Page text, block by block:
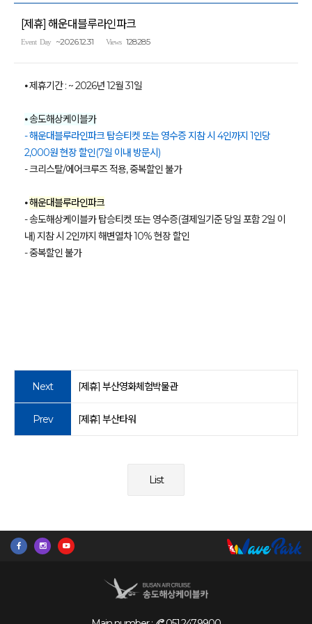
[제휴] 해운대블루라인파크
Event Day ~2026.12.31 Views 128285
⦁ 제휴기간 : ~ 2026년 12월 31일
⦁ 송도해상케이블카
- 해운대블루라인파크 탑승티켓 또는 영수증 지참 시 4인까지 1인당
2,000원 현장 할인(7일 이내 방문시)
- 크리스탈/에어크루즈 적용, 중복할인 불가
⦁해운대블루라인파크
- 송도해상케이블카 탑승티켓 또는 영수증(결제일기준 당일 포함 2일 이
내) 지참 시 2인까지 해변열차 10% 현장 할인
- 중복할인 불가
Next [제휴] 부산영화체험박물관
Prev [제휴] 부산타워
List